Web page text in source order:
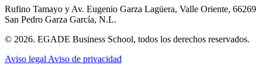
Rufino Tamayo y Av. Eugenio Garza Lagüera, Valle Oriente, 66269
San Pedro Garza García, N.L.
© 2026. EGADE Business School, todos los derechos reservados.
Aviso legal Aviso de privacidad